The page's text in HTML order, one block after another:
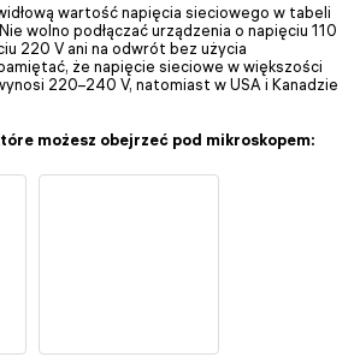
wartość napięcia sieciowego w tabeli
wolno podłączać urządzenia o napięciu 110
220 V ani na odwrót bez użycia
że napięcie sieciowe w większości
220–240 V, natomiast w USA i Kanadzie
możesz obejrzeć pod mikroskopem: